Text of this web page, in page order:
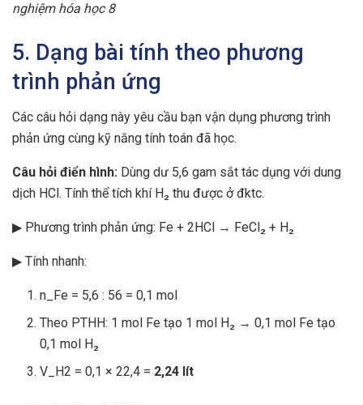
nghiệm hóa học 8
5. Dạng bài tính theo phương
trình phản ứng
Các câu hỏi dạng này yêu cầu bạn vận dụng phương trình
phản ứng cùng kỹ năng tính toán đã học.
Câu hỏi điển hình: Dùng dư 5,6 gam sắt tác dụng với dung
dịch HCl. Tính thể tích khí H₂ thu được ở đktc.
▶ Phương trình phản ứng: Fe + 2HCl → FeCl₂ + H₂
▶ Tính nhanh:
n_Fe = 5,6 : 56 = 0,1 mol
Theo PTHH: 1 mol Fe tạo 1 mol H₂ → 0,1 mol Fe tạo
0,1 mol H₂
V_H2 = 0,1 × 22,4 = 2,24 lít